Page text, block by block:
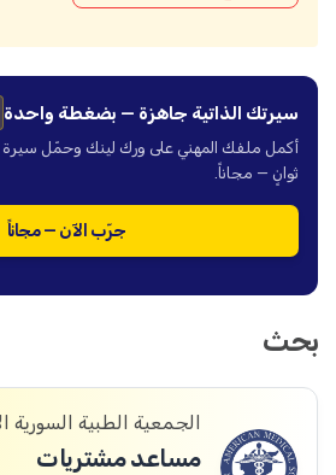
سيرتك الذاتية جاهزة — بضغطة واحدة
أكمل ملفك المهني على ورك لينك وحمّل سيرة
ثوانٍ — مجاناً.
جرّب الآن — مجاناً
بحث
الجمعية الطبية السورية
مساعد مشتريات